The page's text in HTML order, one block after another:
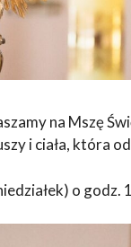
na Mszę
i ciała, która
o godz.